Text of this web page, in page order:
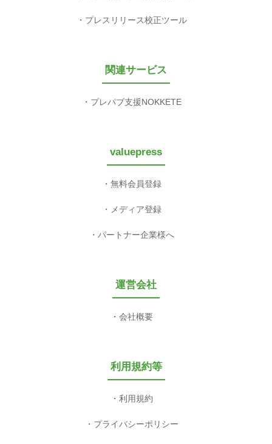
プレスリリース校正ツール
関連サービス
プレパブ支援NOKKETE
valuepress
無料会員登録
メディア登録
パートナー企業様へ
運営会社
会社概要
利用規約等
利用規約
プライバシーポリシー